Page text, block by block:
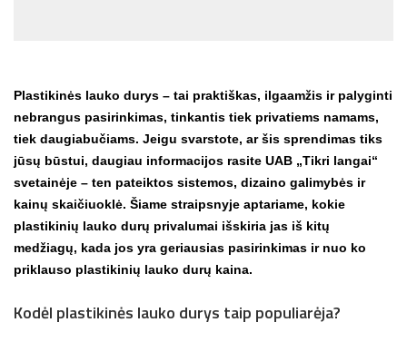
Plastikinės lauko durys – tai praktiškas, ilgaamžis ir palyginti
nebrangus pasirinkimas, tinkantis tiek privatiems namams,
tiek daugiabučiams. Jeigu svarstote, ar šis sprendimas tiks
jūsų būstui, daugiau informacijos rasite UAB „Tikri langai“
svetainėje – ten pateiktos sistemos, dizaino galimybės ir
kainų skaičiuoklė. Šiame straipsnyje aptariame, kokie
plastikinių lauko durų privalumai išskiria jas iš kitų
medžiagų, kada jos yra geriausias pasirinkimas ir nuo ko
priklauso plastikinių lauko durų kaina.
Kodėl plastikinės lauko durys taip populiarėja?